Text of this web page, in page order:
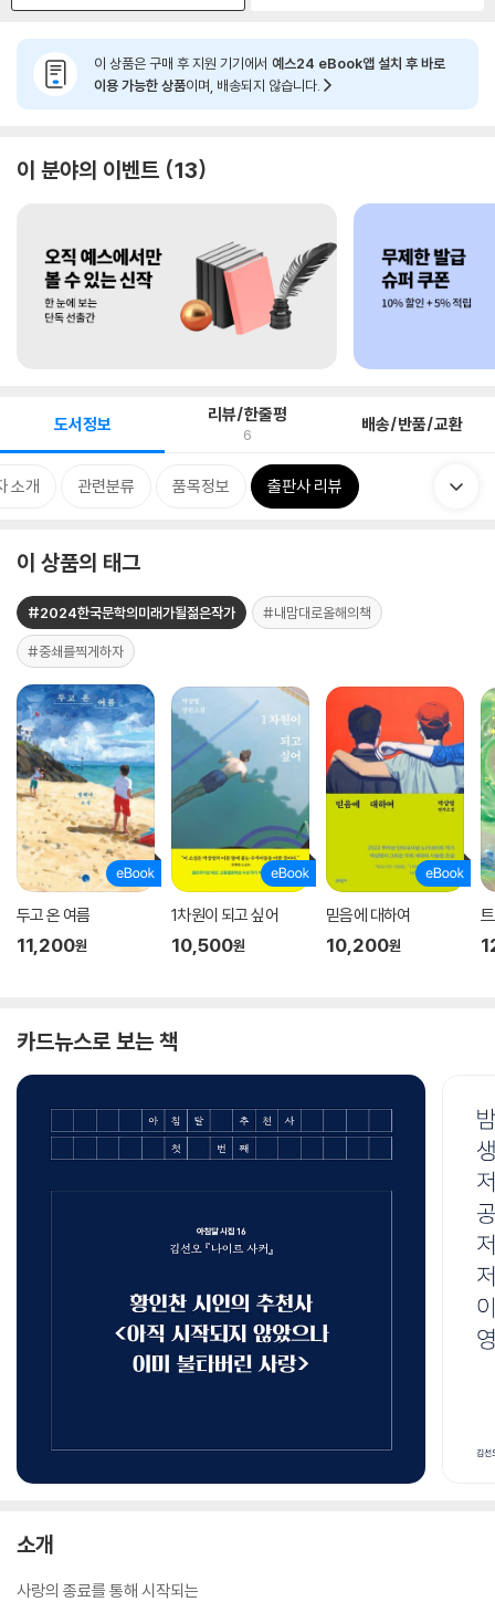
이 상품은 구매 후 지원 기기에서 예스24 eBook앱 설치 후 바로
이용 가능한 상품이며, 배송되지 않습니다.
이 분야의 이벤트 13
도서정보 리뷰/한줄평
6 배송/반품/교환
소개 관련분류 품목정보 출판사 리뷰
이 상품의 태그
#2024한국문학의미래가될젊은작가 #내맘대로올해의책
#중쇄를찍게하자
두고 온 여름
11,200원
1차원이 되고 싶어
10,500원
믿음에 대하여
10,200원
카드뉴스로 보는 책
소개
사랑의 종료를 통해 시작되는